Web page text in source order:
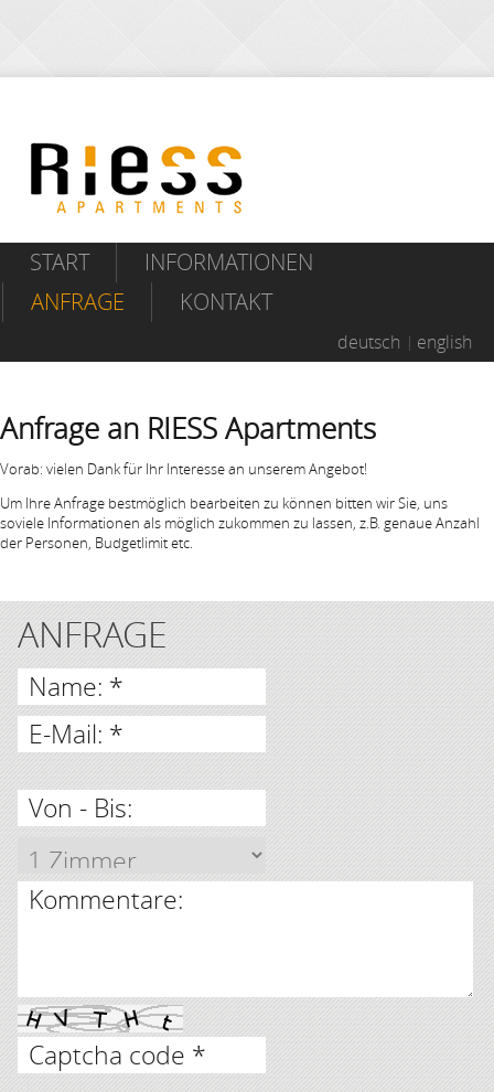
START
INFORMATIONEN
ANFRAGE
KONTAKT
deutsch english
Anfrage an RIESS Apartments
Vorab: vielen Dank für Ihr Interesse an unserem Angebot!
Um Ihre Anfrage bestmöglich bearbeiten zu können bitten wir Sie, uns
soviele Informationen als möglich zukommen zu lassen, z.B. genaue Anzahl
der Personen, Budgetlimit etc.
ANFRAGE
Name: *
E-Mail: *
Von - Bis:
Kommentare:
Captcha code *